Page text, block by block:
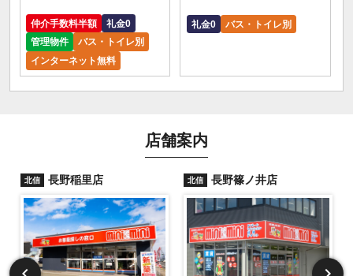
仲介手数料半額
礼金0
管理物件
バス・トイレ別
インターネット無料
礼金0 バス・トイレ別
店舗案内
北信 長野稲里店 北信 長野篠ノ井店